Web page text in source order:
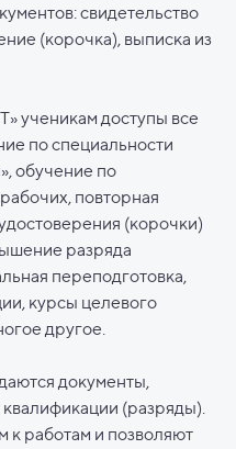
свидетельство
(корочка), выписка из
ученикам доступы все
по специальности
обучение по
повторная
(корочки)
разряда
переподготовка,
курсы целевого
другое.
документы,
(разряды).
к работам и позволяют